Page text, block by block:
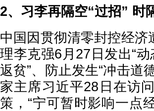
2、习李再隔空“过招” 时
中国因贯彻清零封控经
理李克强6月27日发出“
返贫”、防止发生“冲击道
家主席习近平28日在访
策，“宁可暂时影响一点